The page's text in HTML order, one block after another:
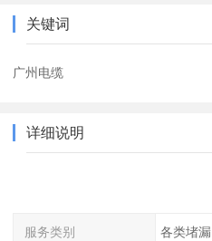
关键词
广州电缆
详细说明
服务类别 各类堵漏